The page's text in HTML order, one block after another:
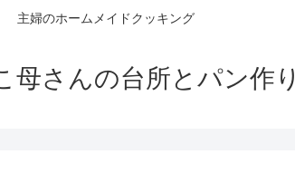
主婦のホームメイドクッキング
母さんの台所とパン作り